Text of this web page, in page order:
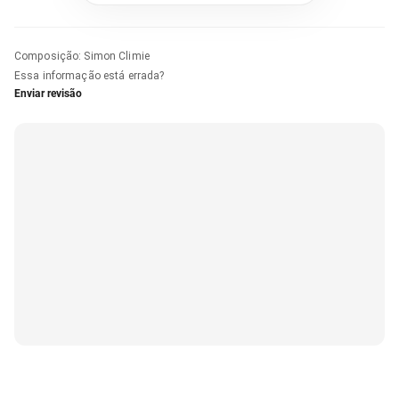
Composição: Simon Climie
Essa informação está errada?
Enviar revisão